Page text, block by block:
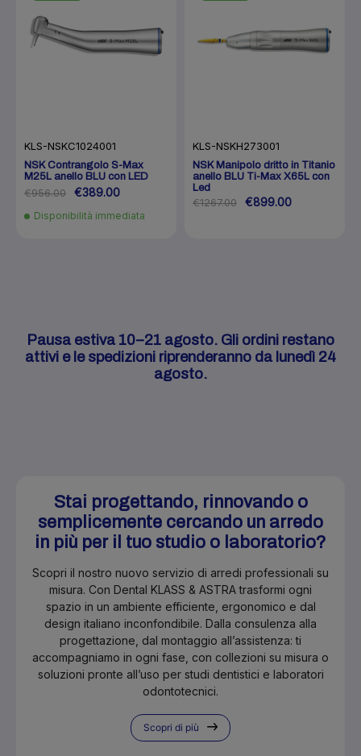
KLS-NSKC1024001
NSK Contrangolo S-Max
M25L anello BLU con LED
€956.00 €389.00
Disponibilità immediata
KLS-NSKH273001
NSK Manipolo dritto in Titanio
anello BLU Ti-Max X65L con
Led
€1267.00 €899.00
Pausa estiva 10–21 agosto. Gli ordini restano
attivi e le spedizioni riprenderanno da lunedì 24
agosto.
Stai progettando, rinnovando o
semplicemente cercando un arredo
in più per il tuo studio o laboratorio?
Scopri il nostro nuovo servizio di arredi professionali su
misura. Con Dental KLASS & ASTRA trasformi ogni
spazio in un ambiente efficiente, ergonomico e dal
design italiano inconfondibile. Dalla consulenza alla
progettazione, dal montaggio all’assistenza: ti
accompagniamo in ogni fase, con collezioni su misura o
soluzioni pronte all’uso per studi dentistici e laboratori
odontotecnici.
Scopri di più